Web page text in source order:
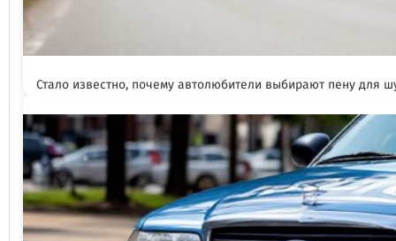
Стало известно, почему автолюбители выбирают пену для